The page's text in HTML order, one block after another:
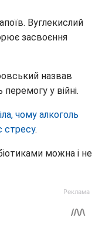
Вуглекислий
засвоєння
назвав
перемогу у війні.
чому алкоголь
стресу.
можна і не